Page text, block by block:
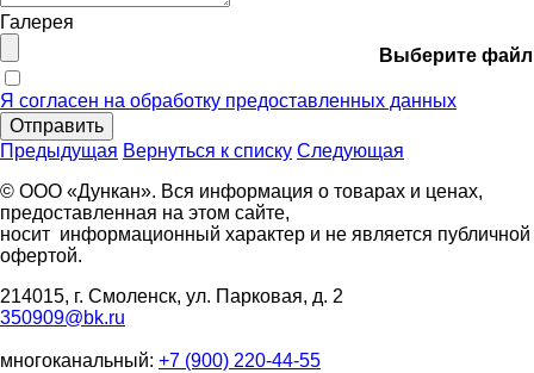
Галерея
Выберите файл
Я согласен на обработку предоставленных данных
Отправить
Предыдущая Вернуться к списку Следующая
© ООО «Дункан». Вся информация о товарах и ценах,
предоставленная на этом сайте,
носит информационный характер и не является публичной
офертой.
214015, г. Смоленск, ул. Парковая, д. 2
350909@bk.ru
многоканальный: +7 (900) 220-44-55